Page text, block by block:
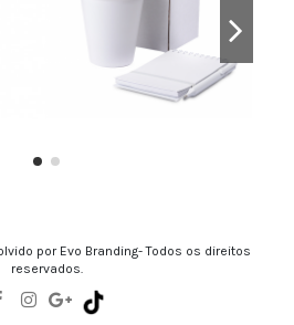
por Evo Branding- Todos os direitos
reservados.